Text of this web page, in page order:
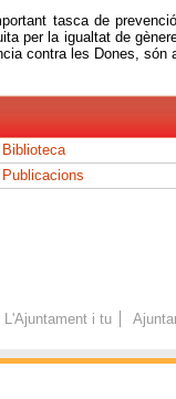
tasca de
per la igualtat de
contra les Dones,
Biblioteca
Publicacions
L'Ajuntament i tu